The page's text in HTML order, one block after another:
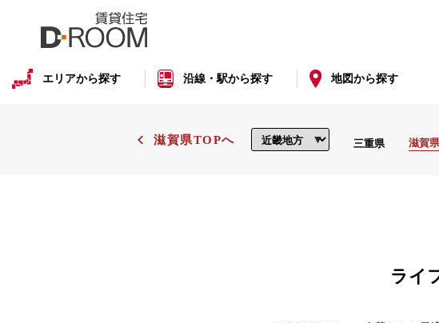
エリアから探す 沿線・駅から探す 地図から探す
滋賀県TOPへ 三重県 滋賀県
ライ